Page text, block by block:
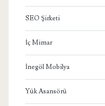
SEO Şirketi
İç Mimar
İnegöl Mobilya
Yük Asansörü